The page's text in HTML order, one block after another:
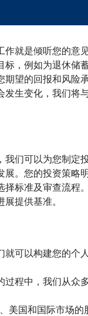
作就是倾听您的意
标，例如为退休储
望的回报和风险
发生变化，我们将
我们可以为您制定
展。您的投资策略
择标准及审查流程
提供基准。
就可以构建您的个
过程中，我们从众
美国和国际市场的